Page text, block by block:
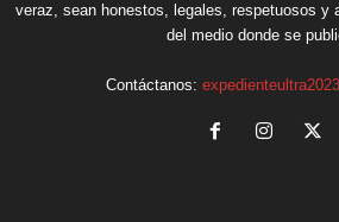
veraz, sean honestos, legales, respetuosos y
del medio donde se
Contáctanos: